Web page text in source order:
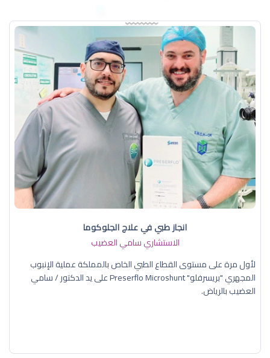
انجاز طبي في علاج الجلوكوما
الاستشاري سامي العضيب
لأول مرة على مستوى القطاع الطبي الخاص بالمملكة عملية الإنبوب
المجهري "بريسرفلو" Preserflo Microshunt على يد الدكتور / سامي
العضيب بالرياض.